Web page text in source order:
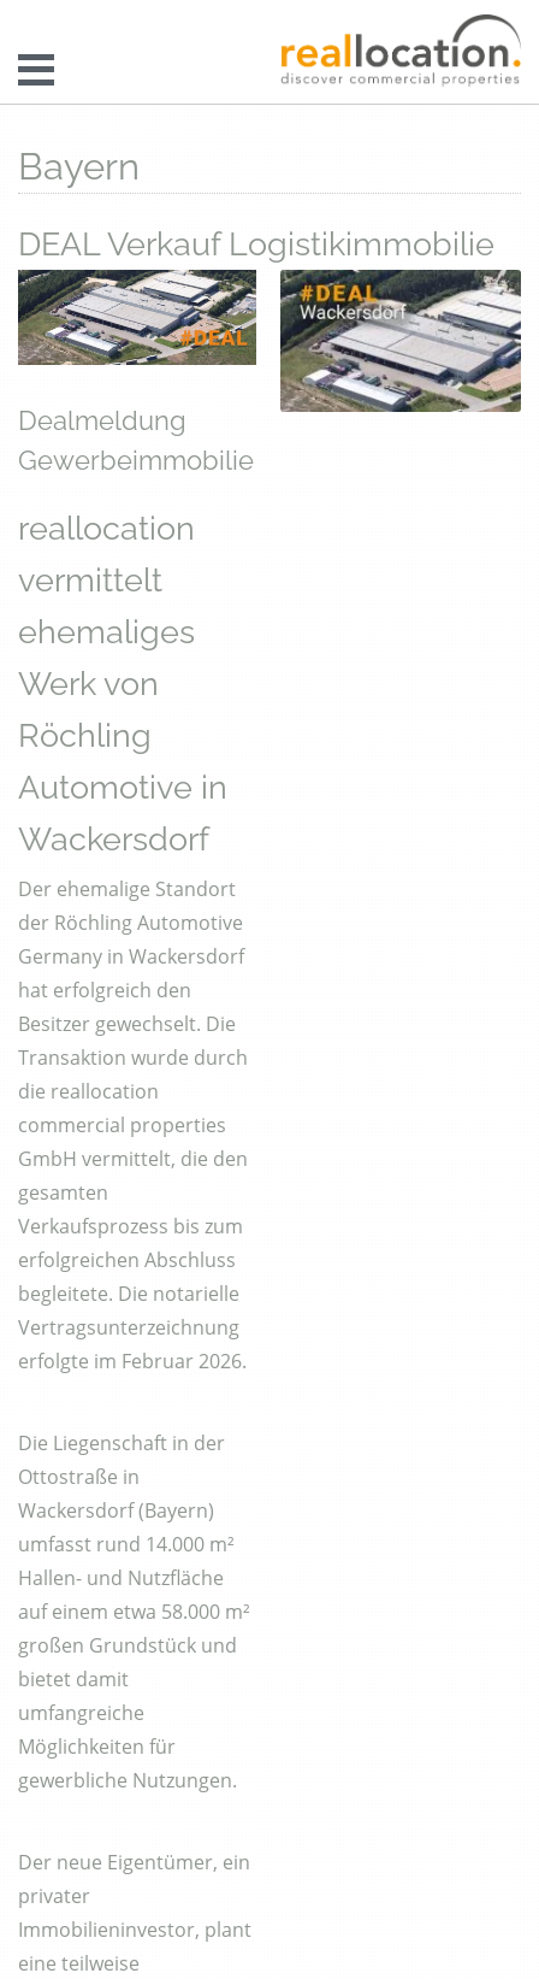
Bayern
DEAL Verkauf Logistikimmobilie
Dealmeldung
Gewerbeimmobilie
reallocation
vermittelt
ehemaliges
Werk von
Röchling
Automotive in
Wackersdorf
Der ehemalige Standort
der Röchling Automotive
Germany in Wackersdorf
hat erfolgreich den
Besitzer gewechselt. Die
Transaktion wurde durch
die reallocation
commercial properties
GmbH vermittelt, die den
gesamten
Verkaufsprozess bis zum
erfolgreichen Abschluss
begleitete. Die notarielle
Vertragsunterzeichnung
erfolgte im Februar 2026.
Die Liegenschaft in der
Ottostraße in
Wackersdorf (Bayern)
umfasst rund 14.000 m²
Hallen- und Nutzfläche
auf einem etwa 58.000 m²
großen Grundstück und
bietet damit
umfangreiche
Möglichkeiten für
gewerbliche Nutzungen.
Der neue Eigentümer, ein
privater
Immobilieninvestor, plant
eine teilweise